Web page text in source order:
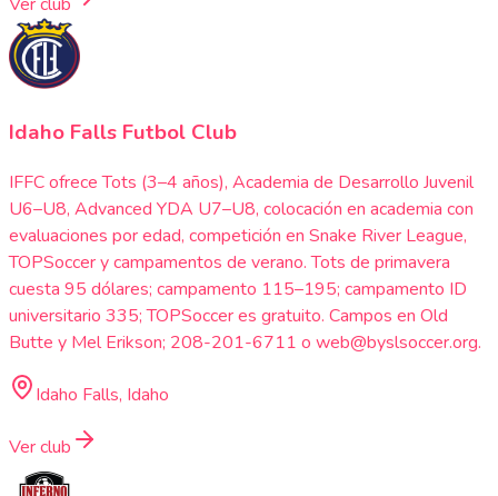
Idaho Falls Futbol Club
IFFC ofrece Tots (3–4 años), Academia de Desarrollo Juvenil
U6–U8, Advanced YDA U7–U8, colocación en academia con
evaluaciones por edad, competición en Snake River League,
TOPSoccer y campamentos de verano. Tots de primavera
cuesta 95 dólares; campamento 115–195; campamento ID
universitario 335; TOPSoccer es gratuito. Campos en Old
Butte y Mel Erikson; 208-201-6711 o web@byslsoccer.org.
Idaho Falls, Idaho
Ver club